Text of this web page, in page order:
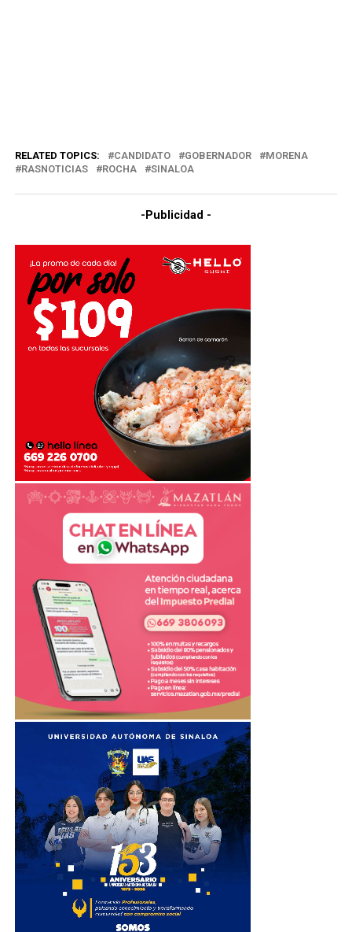
RELATED TOPICS: CANDIDATO GOBERNADOR
MORENA
RASNOTICIAS
ROCHA SINALOA
-Publicidad -